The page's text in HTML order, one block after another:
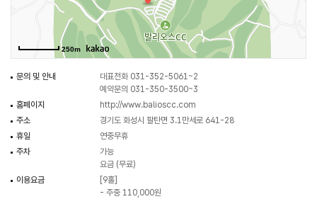
250m
문의 및 안내
대표전화 031-352-5061~2
예약문의 031-350-3500~3
홈페이지
http://www.balioscc.com
주소
경기도 화성시 팔탄면 3.1만세로 641-28
휴일
연중무휴
주차
가능
요금 (무료)
이용요금
[9홀]
- 주중 110,000원